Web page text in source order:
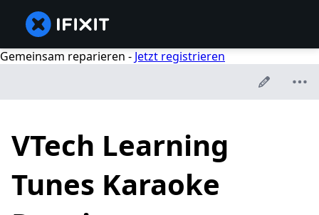
Gemeinsam reparieren - Jetzt registrieren
VTech Learning
Tunes Karaoke